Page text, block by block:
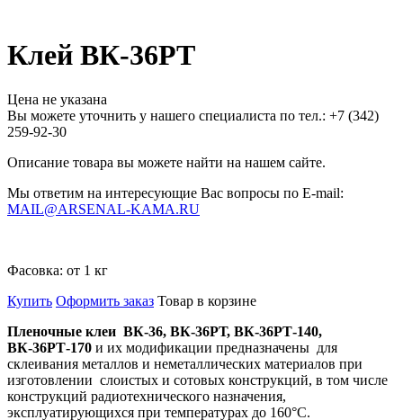
Клей ВК-36РТ
Цена не указана
Вы можете уточнить у нашего специалиста по тел.: +7 (342)
259-92-30
Описание товара вы можете найти на нашем сайте.
Мы ответим на интересующие Вас вопросы по E-mail:
MAIL@ARSENAL-KAMA.RU
Фасовка: от 1 кг
Купить Оформить заказ Товар в корзине
Пленочные клеи ВК-36, ВК-36РТ, ВК-36РТ-140,
ВК-36РТ-170 и их модификации предназначены для
склеивания металлов и неметаллических материалов при
изготовлении слоистых и сотовых конструкций, в том числе
конструкций радиотехнического назначения,
эксплуатирующихся при температурах до 160°С.